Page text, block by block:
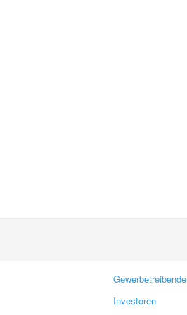
Gewerbetreibende
Investoren